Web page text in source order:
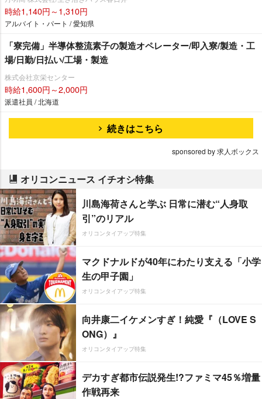
時給1,140円～1,310円
アルバイト・パート / 愛知県
「寮完備」半導体整流素子の製造オペレーター/即入寮/製造・工
場/日勤/日払い/工場・製造
株式会社京栄センター
時給1,600円～2,000円
派遣社員 / 北海道
続きはこちら
sponsored by 求人ボックス
オリコンニュース イチオシ特集
川島海荷さんと学ぶ 日常に潜む“人身取
引”のリアル
オリコンタイアップ特集
マクドナルドが40年にわたり支える「小学
生の甲子園」
オリコンタイアップ特集
向井康二イケメンすぎ！純愛『（LOVE S
ONG）』
オリコンタイアップ特集
デカすぎ都市伝説発生!?ファミマ45％増量
作戦再来